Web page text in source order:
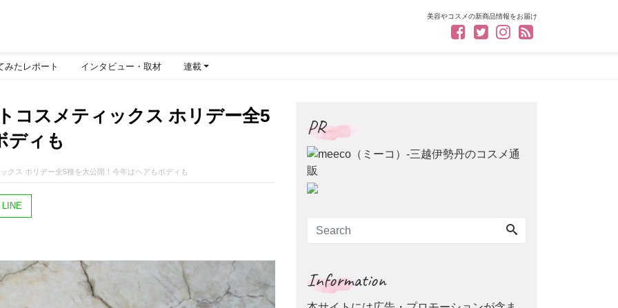
美容やコスメの新商品情報をお届け
みたレポート インタビュー・取材 連載
コスメティックス ホリデー全5
ディも
クス ホリデー全5種を大公開！今年はヘアもボディも
PR
Information